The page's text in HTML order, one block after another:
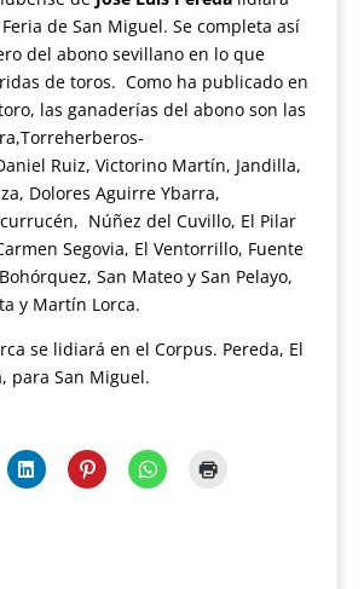
de San Miguel. Se completa así
del abono sevillano en lo que
de toros. Como ha publicado en
las ganaderías del abono son las
Ruiz, Victorino Martín, Jandilla,
Dolores Aguirre Ybarra,
Núñez del Cuvillo, El Pilar
Segovia, El Ventorrillo, Fuente
San Mateo y San Pelayo,
y Martín Lorca.
se lidiará en el Corpus. Pereda, El
para San Miguel.